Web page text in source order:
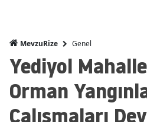
MevzuRize Genel
Yediyol
Orman
Çalışmaları